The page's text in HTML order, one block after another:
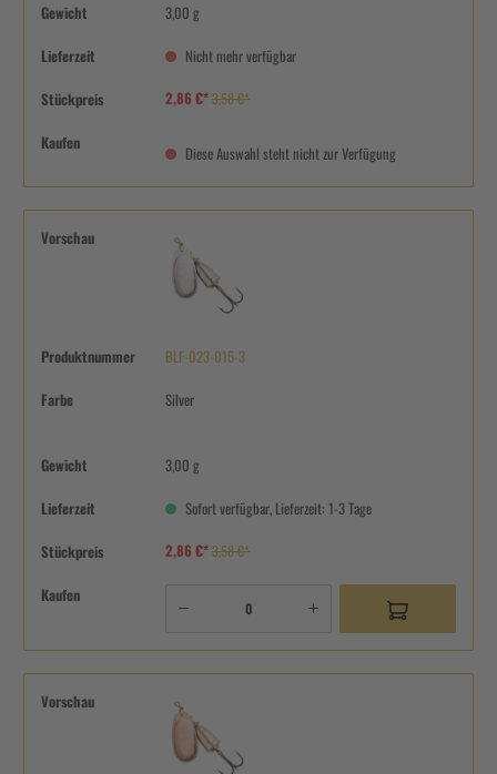
Gewicht 3,00 g
Lieferzeit Nicht mehr verfügbar
Stückpreis 2,86 €*3,58 €*
Kaufen
Diese Auswahl steht nicht zur Verfügung
Vorschau
Produktnummer BLF-023-015-3
Farbe Silver
Gewicht 3,00 g
Lieferzeit Sofort verfügbar, Lieferzeit: 1-3 Tage
Stückpreis 2,86 €*3,58 €*
Kaufen
Vorschau